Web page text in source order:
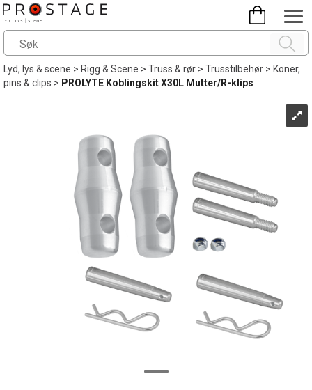
Lyd, lys & scene>Rigg & Scene>Truss & rør>Trusstilbehør>Koner,
pins & clips> PROLYTE Koblingskit X30L Mutter/R-klips